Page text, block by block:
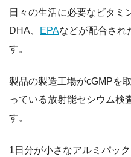
日々の生活に必要なビタミ
DHA、
EPAなどが配合され
す。
製品の製造工場がcGMPを
っている放射能セシウム検
す。
1日分が小さなアルミパッ